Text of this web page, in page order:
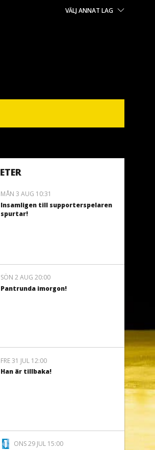
VÄLJ ANNAT LAG
MÅN 3 AUG 10:31
Insamligen till supporterspelaren
spurtar!
SÖN 2 AUG 20:00
Pantrunda imorgon!
FRE 31 JUL 12:00
Han är tillbaka!
ONS 29 JUL 15:00